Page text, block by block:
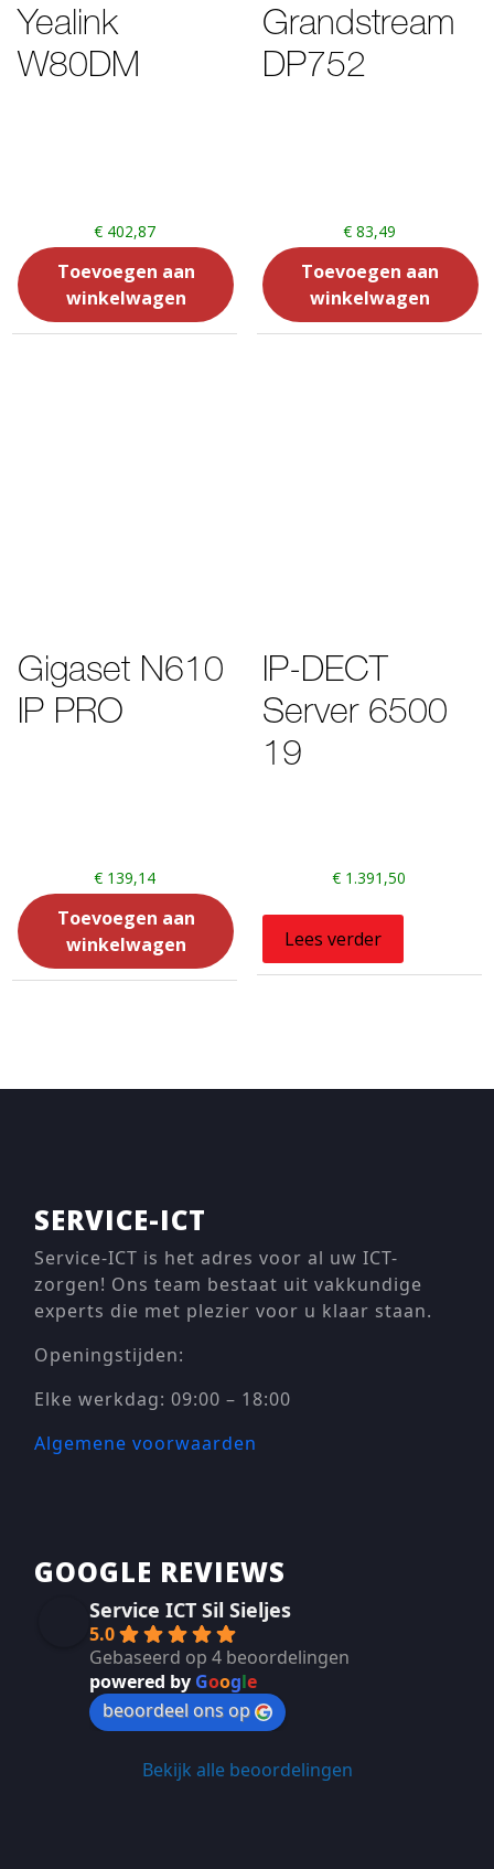
Yealink
W80DM
€ 402,87
Toevoegen aan
winkelwagen
Grandstream
DP752
€83,49
Toevoegen aan
winkelwagen
Gigaset N610
IP PRO
€ 139,14
Toevoegen aan
winkelwagen
IP-DECT
Server 6500
19
€ 1.391,50
Lees verder
SERVICE-ICT
Service-ICT is het adres voor al uw ICT-
zorgen! Ons team bestaat uit vakkundige
experts die met plezier voor u klaar staan.
Openingstijden:
Elke werkdag: 09:00 – 18:00
Algemene voorwaarden
GOOGLE REVIEWS
Service ICT Sil Sieljes
5.0
Gebaseerd op 4 beoordelingen
powered by Google
beoordeel ons op
Bekijk alle beoordelingen